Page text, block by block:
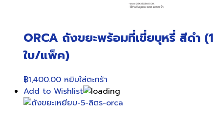
ORCA ถังขยะพร้อมที่เขี่ยบุหรี่ สีดำ (1
ใบ/แพ็ค)
฿1,400.00 หยิบใส่ตะกร้า
Add to Wishlist